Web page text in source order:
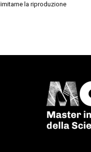
limitarne la riproduzione